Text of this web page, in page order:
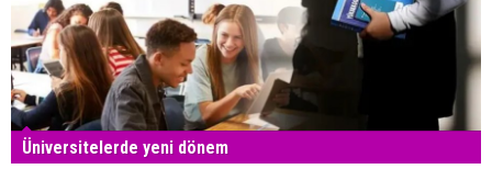
Üniversitelerde yeni dönem